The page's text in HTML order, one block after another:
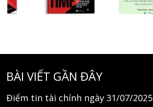
BÀI VIẾT GẦN ĐÂY
Điểm tin tài chính ngày 31/07/2025